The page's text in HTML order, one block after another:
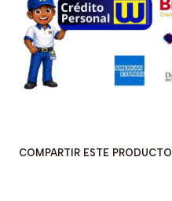
COMPARTIR ESTE PRODUCTO